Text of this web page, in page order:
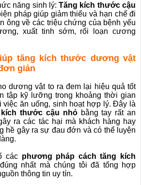
năng sinh lý:Tăng kích thước cậu
pháp giúp giảm thiểu và hạn chế đi
ông về các triệu chứng của bệnh yếu
xuất tinh sớm, rối loạn cương
tăng kích thước dương vật
giản
dương vật to ra đem lại hiệu quả tốt
tập kỹ lưỡng trong khoảng thời gian
ăn uống, sinh hoạt hợp lý. Đây là
kích thước cậu nhỏbằng tay rất an
ra các tác hại mà khách hàng hay
hề gây ra sự đau đớn và có thể luyện
các phương pháp cách tăng kích
đúng nhất mà chúng tôi đã tổng hợp
thông tin uy tín.